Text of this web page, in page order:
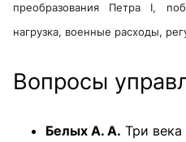
преобразования Петра I,
нагрузка, военные расходы,
Вопросы
Белых А. А. Три века